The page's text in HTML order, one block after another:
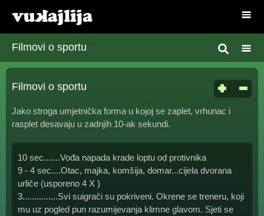
Filmovi o sportu
Filmovi o sportu
Jako stroga umjetnička forma u kojoj se zaplet, vrhunac i
rasplet desavaju u zadnjih 10-ak sekundi.
10 sec.......Vođa napada krade loptu od protivnika
9 - 4 sec....Otac, majka, komšija, domar...cijela dvorana
urliče (usporeno 4 X )
3...............Svi suigrači su pokriveni. Okrene se treneru, koji
mu uz pogled pun razumijevanja klimne glavom. Sjeti se